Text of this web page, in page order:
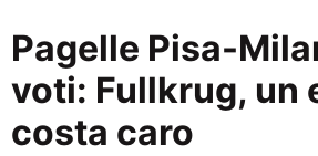
Pagelle Pisa-
voti: Fullkrug, un
costa caro